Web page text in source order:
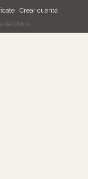
Crear cuenta
de libros